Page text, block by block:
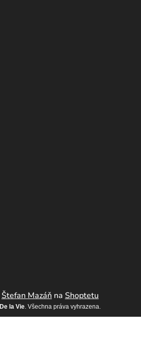
Štefan Mazáň na Shoptetu
De la Vie. Všechna práva vyhrazena.